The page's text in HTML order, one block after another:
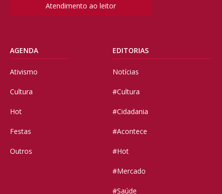
Atendimento ao leitor
AGENDA
Ativismo
Cultura
Hot
Festas
Outros
EDITORIAS
Notícias
#Cultura
#Cidadania
#Acontece
#Hot
#Mercado
#Saúde